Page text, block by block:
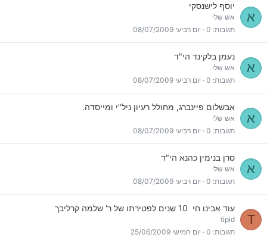
א
יוסף לישנסקי
אש שלי
תגובות 0 יום רביעי 08/07/2009
א
נעמן בלקינד הי"ד
אש שלי
תגובות 0 יום רביעי 08/07/2009
א
אבשלום פיינברג, מחולל רעיון ניל"י ומייסדה.
אש שלי
תגובות 0 יום רביעי 08/07/2009
א
סרן בנימין כהנא הי"ד
אש שלי
תגובות 0 יום רביעי 08/07/2009
T
עוד אבינו חי  10 שנים לפטירתו של ר' שלמה קרליבך
tipid
תגובות 0 יום חמישי 25/06/2009